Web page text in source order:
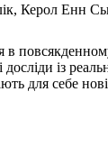
Керол Енн
в
із
для себе